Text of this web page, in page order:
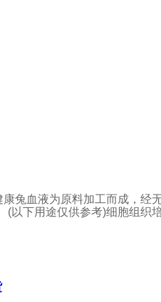
兔血液为原料加工而成，经
(以下用途仅供参考)细胞组织